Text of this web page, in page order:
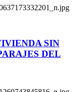
SIN
DEL